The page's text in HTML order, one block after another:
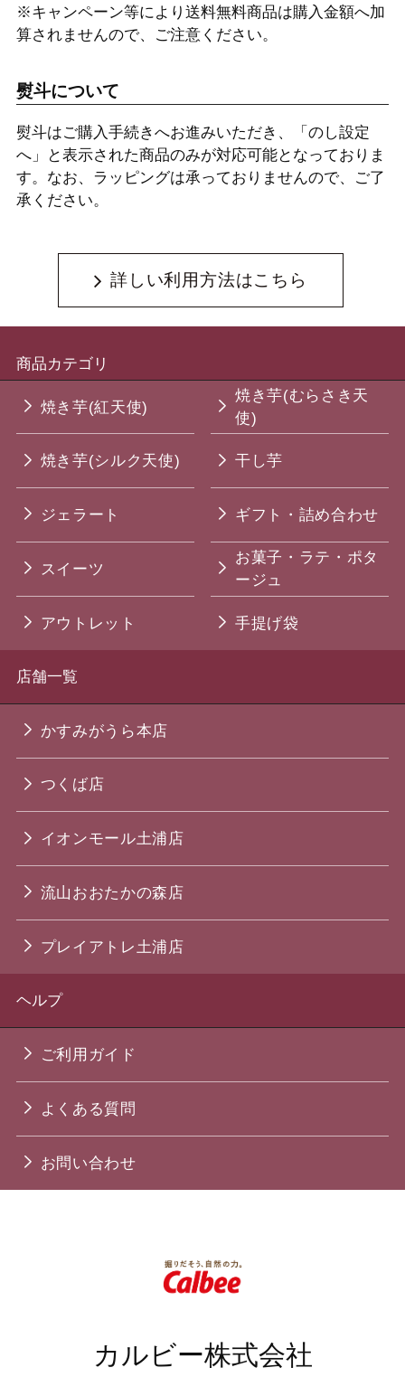
※キャンペーン等により送料無料商品は購入金額へ加
算されませんので、ご注意ください。
熨斗について
熨斗はご購入手続きへお進みいただき、「のし設定
へ」と表示された商品のみが対応可能となっておりま
す。なお、ラッピングは承っておりませんので、ご了
承ください。
詳しい利用方法はこちら
商品カテゴリ
焼き芋(紅天使)
焼き芋(むらさき天
使)
焼き芋(シルク天使) 干し芋
ジェラート ギフト・詰め合わせ
スイーツ
お菓子・ラテ・ポタ
ージュ
アウトレット 手提げ袋
店舗一覧
かすみがうら本店
つくば店
イオンモール土浦店
流山おおたかの森店
プレイアトレ土浦店
ヘルプ
ご利用ガイド
よくある質問
お問い合わせ
カルビー株式会社